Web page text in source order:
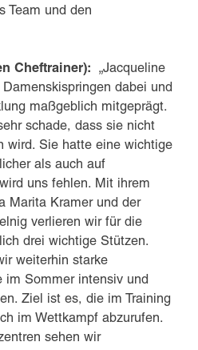
Team und den
Cheftrainer): „Jacqueline
dabei und
maßgeblich mitgeprägt.
schade, dass sie nicht
wird. Sie hatte eine wichtige
als auch auf
uns fehlen. Mit ihrem
Marita Kramer und der
verlieren wir für die
drei wichtige Stützen.
weiterhin starke
im Sommer intensiv und
Ziel ist es, die im Training
im Wettkampf abzurufen.
sehen wir